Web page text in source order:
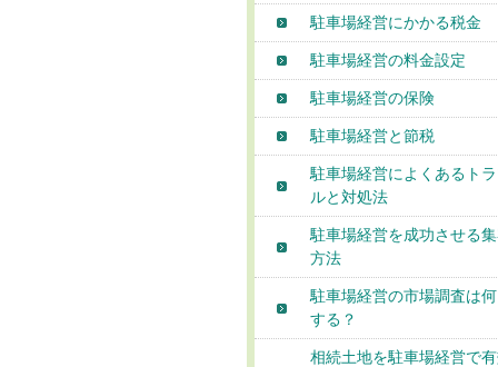
駐車場経営にかかる税金
駐車場経営の料金設定
駐車場経営の保険
駐車場経営と節税
駐車場経営によくあるト
ルと対処法
駐車場経営を成功させる
方法
駐車場経営の市場調査は
する？
相続土地を駐車場経営で